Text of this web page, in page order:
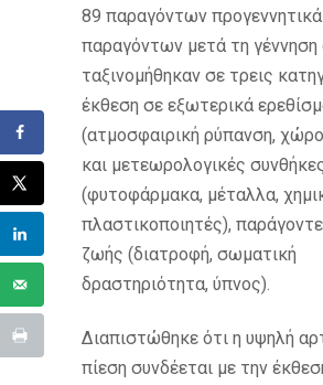
89 παραγόντων
παραγόντων μετά τη γέννηση
ταξινομήθηκαν σε τρεις
έκθεση σε εξωτερικά
(ατμοσφαιρική ρύπανση,
και μετεωρολογικές
(φυτοφάρμακα, μέταλλα,
πλαστικοποιητές),
ζωής (διατροφή, σωματική
δραστηριότητα, ύπνος).
Διαπιστώθηκε ότι η υψηλή
πίεση συνδέεται με την